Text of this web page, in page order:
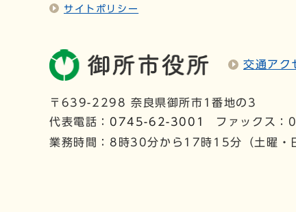
サイトポリシー
交通アク
〒639-2298 奈良県御所市1番地の3
代表電話： 0745-62-3001
ファックス
業務時間：8時30分から17時15分（土曜・